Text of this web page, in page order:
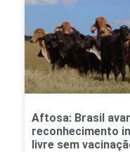
Aftosa: Brasil
reconhecimento
livre sem